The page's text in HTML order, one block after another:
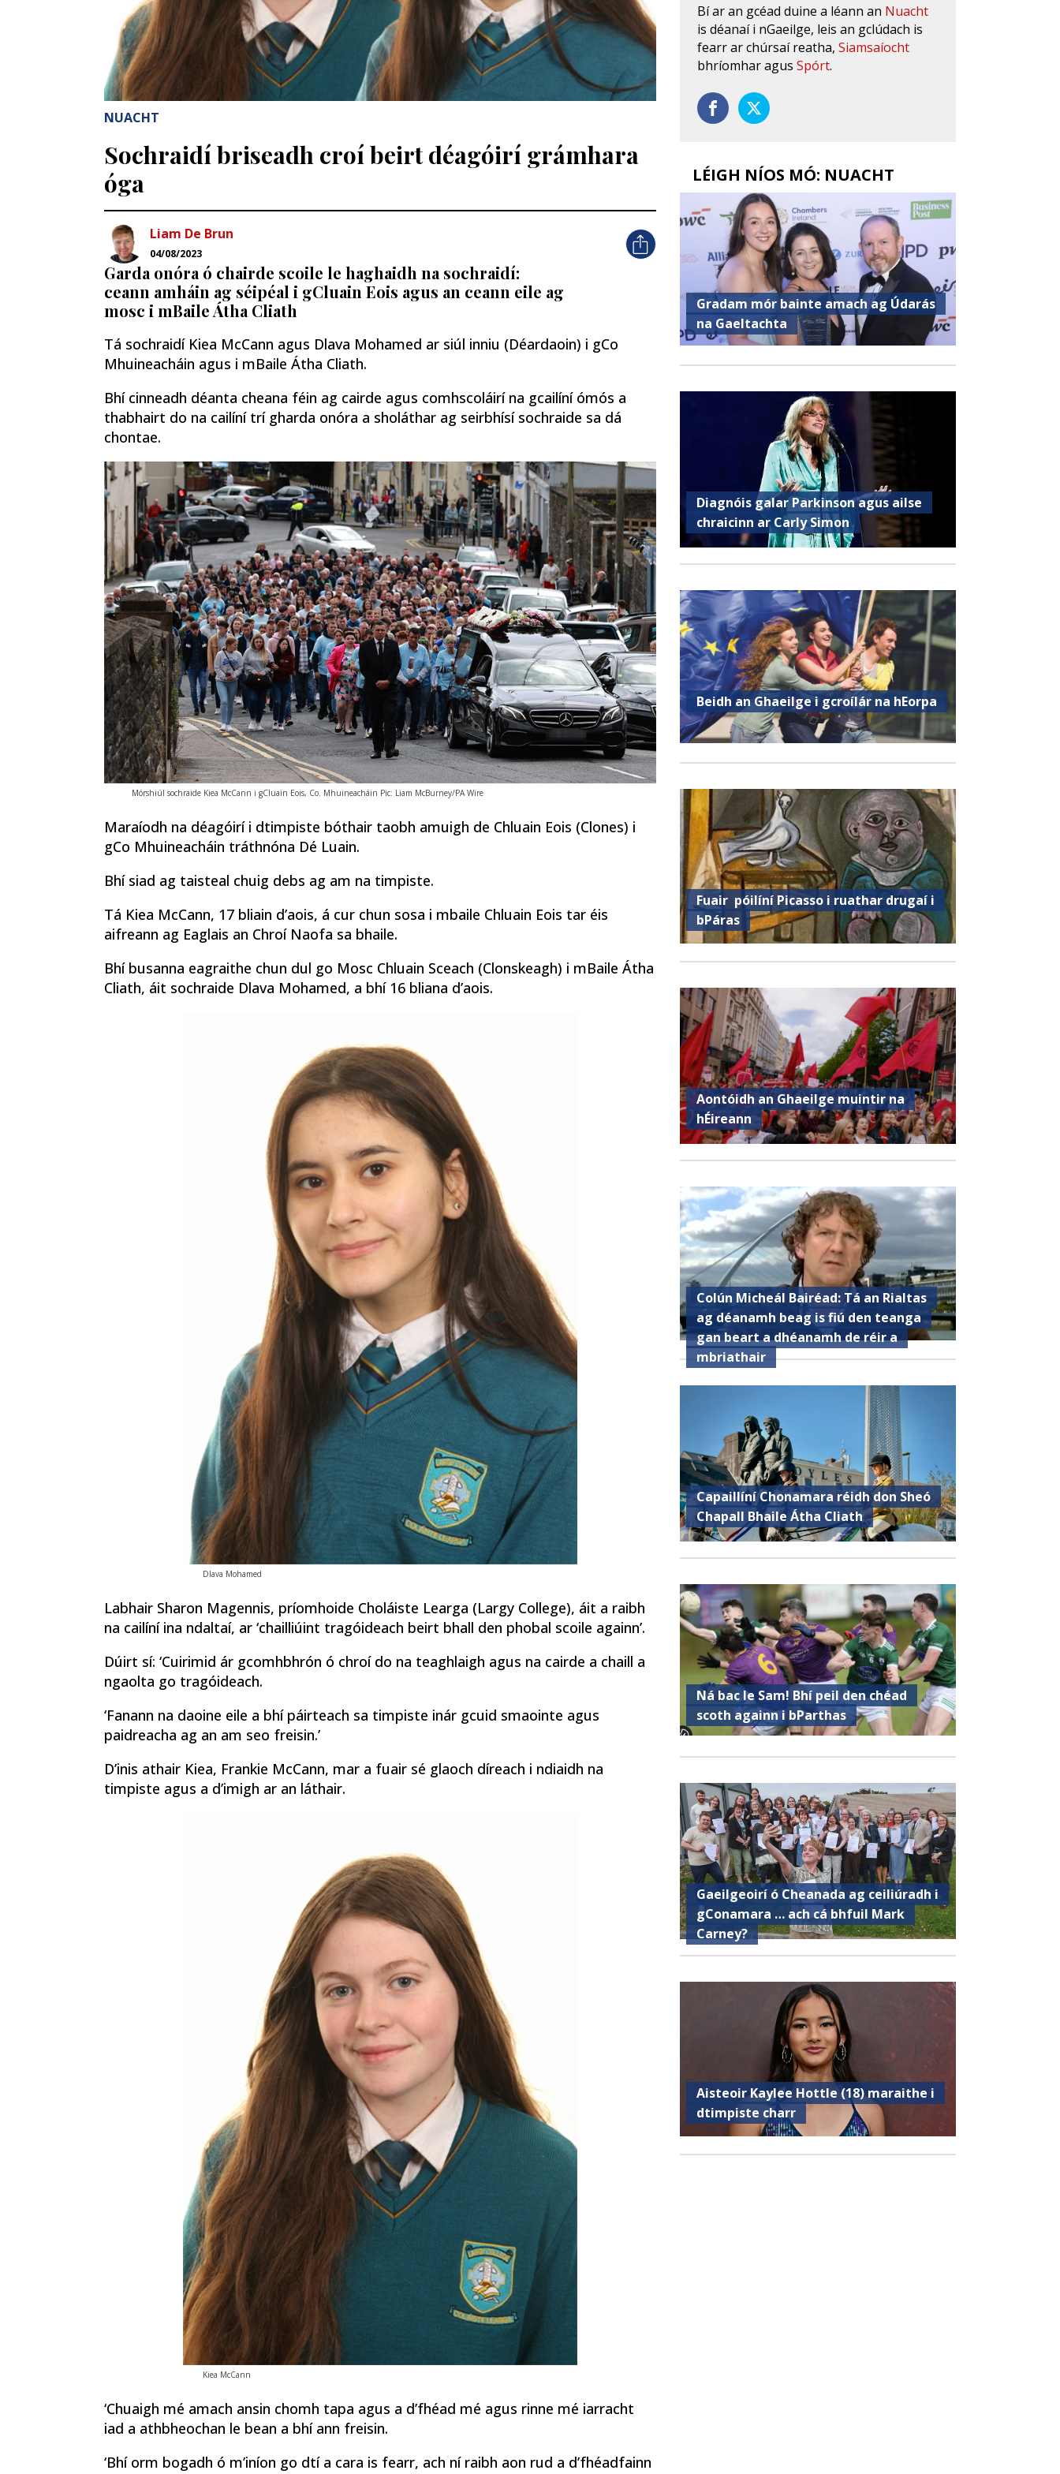
NUACHT
Sochraidí briseadh croí beirt déagóirí grámhara
óga
Liam De Brun
04/08/2023
Garda onóra ó chairde scoile le haghaidh na sochraidí:
ceann amháin ag séipéal i gCluain Eois agus an ceann eile ag
mosc i mBaile Átha Cliath
Tá sochraidí Kiea McCann agus Dlava Mohamed ar siúl inniu (Déardaoin) i gCo
Mhuineacháin agus i mBaile Átha Cliath.
Bhí cinneadh déanta cheana féin ag cairde agus comhscoláirí na gcailíní ómós a
thabhairt do na cailíní trí gharda onóra a sholáthar ag seirbhísí sochraide sa dá
chontae.
Mórshiúl sochraide Kiea McCann i gCluain Eois, Co. Mhuineacháin Pic: Liam McBurney/PA Wire
Maraíodh na déagóirí i dtimpiste bóthair taobh amuigh de Chluain Eois (Clones) i
gCo Mhuineacháin tráthnóna Dé Luain.
Bhí siad ag taisteal chuig debs ag am na timpiste.
Tá Kiea McCann, 17 bliain d’aois, á cur chun sosa i mbaile Chluain Eois tar éis
aifreann ag Eaglais an Chroí Naofa sa bhaile.
Bhí busanna eagraithe chun dul go Mosc Chluain Sceach (Clonskeagh) i mBaile Átha
Cliath, áit sochraide Dlava Mohamed, a bhí 16 bliana d’aois.
Dlava Mohamed
Labhair Sharon Magennis, príomhoide Choláiste Learga (Largy College), áit a raibh
na cailíní ina ndaltaí, ar ‘chailliúint tragóideach beirt bhall den phobal scoile againn’.
Dúirt sí: ‘Cuirimid ár gcomhbhrón ó chroí do na teaghlaigh agus na cairde a chaill a
ngaolta go tragóideach.
‘Fanann na daoine eile a bhí páirteach sa timpiste inár gcuid smaointe agus
paidreacha ag an am seo freisin.’
D’inis athair Kiea, Frankie McCann, mar a fuair sé glaoch díreach i ndiaidh na
timpiste agus a d’imigh ar an láthair.
Kiea McCann
‘Chuaigh mé amach ansin chomh tapa agus a d’fhéad mé agus rinne mé iarracht
iad a athbheochan le bean a bhí ann freisin.
‘Bhí orm bogadh ó m’iníon go dtí a cara is fearr, ach ní raibh aon rud a d’fhéadfainn
Bí ar an gcéad duine a léann an Nuacht
is déanaí i nGaeilge, leis an gclúdach is
fearr ar chúrsaí reatha,Siamsaíocht
bhríomhar agusSpórt.
LÉIGH NÍOS MÓ: NUACHT
Gradam mór bainte amach ag Údarás
na Gaeltachta
Diagnóis galar Parkinson agus ailse
chraicinn ar Carly Simon
Beidh an Ghaeilge i gcroílár na hEorpa
Fuair ​​ póilíní Picasso i ruathar drugaí i
bPáras
Aontóidh an Ghaeilge muintir na
hÉireann
Colún Micheál Bairéad: Tá an Rialtas
ag déanamh beag is fiú den teanga
gan beart a dhéanamh de réir a
mbriathair
Capaillíní Chonamara réidh don Sheó
Chapall Bhaile Átha Cliath
Ná bac le Sam! Bhí peil den chéad
scoth againn i bParthas
Gaeilgeoirí ó Cheanada ag ceiliúradh i
gConamara … ach cá bhfuil Mark
Carney?
Aisteoir Kaylee Hottle (18) maraithe i
dtimpiste charr